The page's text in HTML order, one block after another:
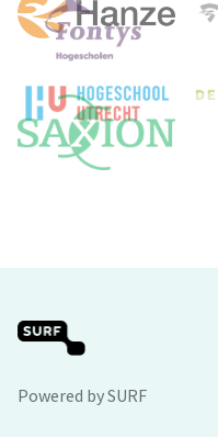
Powered by SURF